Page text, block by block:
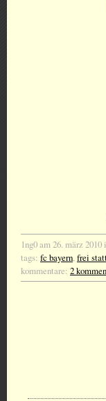
1ng0 am 26. märz 2010
tags: fc bayern,frei
kommentare: 2